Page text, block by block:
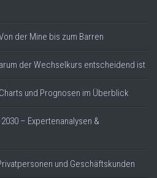
der Mine bis zum Barren
der Wechselkurs entscheidend ist
und Prognosen im Überblick
– Expertenanalysen &
und Geschäftskunden